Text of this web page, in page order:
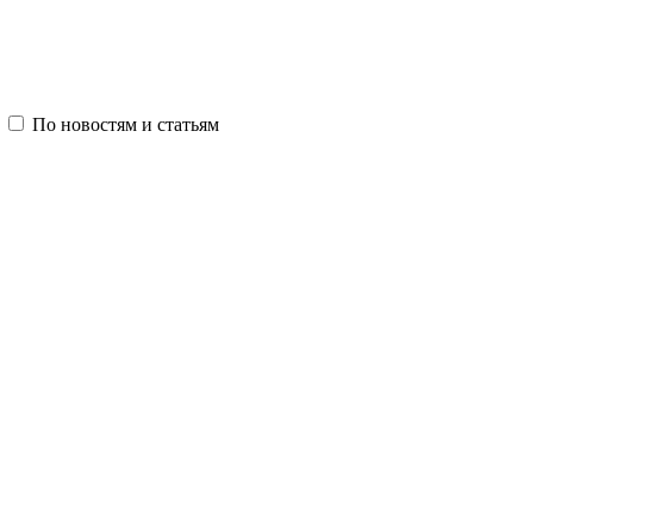
По новостям и статьям